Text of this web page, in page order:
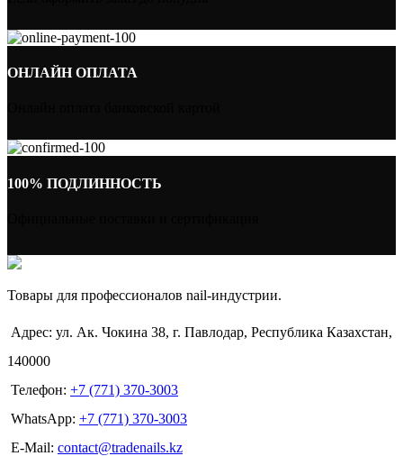
ОНЛАЙН ОПЛАТА
100% ПОДЛИННОСТЬ
Товары для профессионалов nail-индустрии.
Адрес: ул. Ак. Чокина 38, г. Павлодар, Республика Казахстан,
140000
Телефон: +7 (771) 370-3003
WhatsApp: +7 (771) 370-3003
E-Mail: contact@tradenails.kz